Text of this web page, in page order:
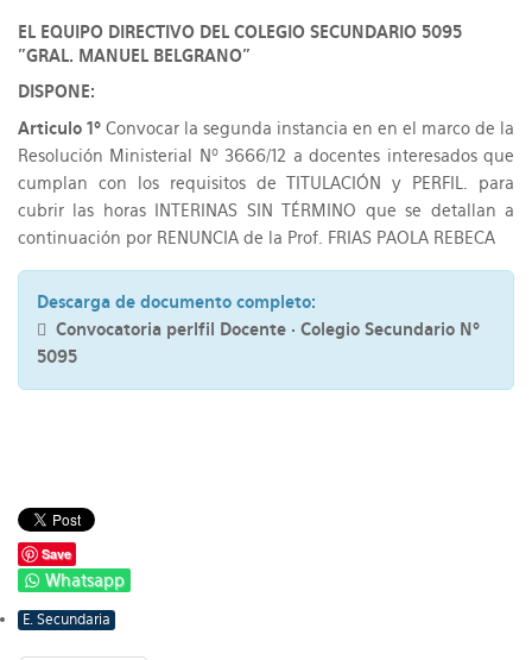
EL EQUIPO DIRECTIVO DEL COLEGIO SECUNDARIO 5095
"GRAL. MANUEL BELGRANO"
DISPONE:
Articulo 1º Convocar la segunda instancia en en el marco de la
Resolución Ministerial Nº 3666/12 a docentes interesados que
cumplan con los requisitos de TITULACIÓN y PERFIL. para
cubrir las horas INTERINAS SIN TÉRMINO que se detallan a
continuación por RENUNCIA de la Prof. FRIAS PAOLA REBECA
Descarga de documento completo:
Convocatoria perlfil Docente · Colegio Secundario Nº
5095
Save
Whatsapp
E. Secundaria